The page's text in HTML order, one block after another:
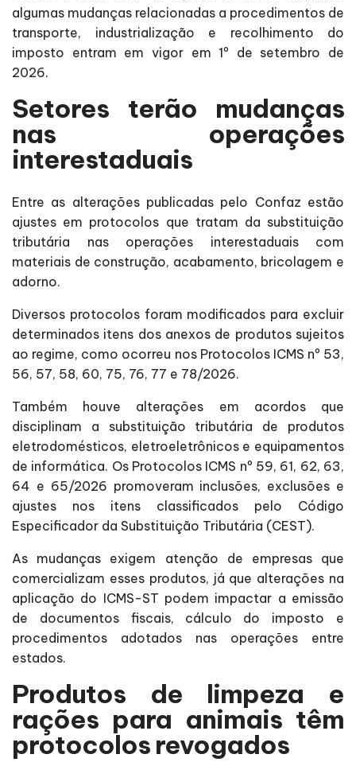
algumas mudanças relacionadas a procedimentos de
transporte, industrialização e recolhimento do
imposto entram em vigor em 1º de setembro de
2026.
Setores terão mudanças
nas operações
interestaduais
Entre as alterações publicadas pelo Confaz estão
ajustes em protocolos que tratam da substituição
tributária nas operações interestaduais com
materiais de construção, acabamento, bricolagem e
adorno.
Diversos protocolos foram modificados para excluir
determinados itens dos anexos de produtos sujeitos
ao regime, como ocorreu nos Protocolos ICMS nº 53,
56, 57, 58, 60, 75, 76, 77 e 78/2026.
Também houve alterações em acordos que
disciplinam a substituição tributária de produtos
eletrodomésticos, eletroeletrônicos e equipamentos
de informática. Os Protocolos ICMS nº 59, 61, 62, 63,
64 e 65/2026 promoveram inclusões, exclusões e
ajustes nos itens classificados pelo Código
Especificador da Substituição Tributária (CEST).
As mudanças exigem atenção de empresas que
comercializam esses produtos, já que alterações na
aplicação do ICMS-ST podem impactar a emissão
de documentos fiscais, cálculo do imposto e
procedimentos adotados nas operações entre
estados.
Produtos de limpeza e
rações para animais têm
protocolos revogados